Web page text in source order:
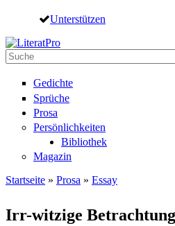
Direkt zum Inhalt
Unterstützen
Suche
Gedichte
Sprüche
Prosa
Persönlichkeiten
Bibliothek
Magazin
Startseite » Prosa » Essay
Irr-witzige